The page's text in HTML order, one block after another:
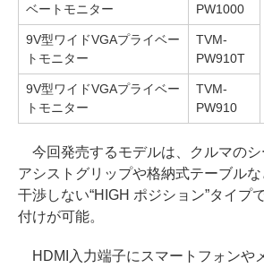
ベートモニター
PW1000
9V型ワイドVGAプライベー
トモニター
TVM-
PW910T
9V型ワイドVGAプライベー
トモニター
TVM-
PW910
今回発売するモデルは、クルマのシ
アシストグリップや格納式テーブル
干渉しない“HIGH ポジション”タイプ
付けが可能。
HDMI入力端子にスマートフォンや